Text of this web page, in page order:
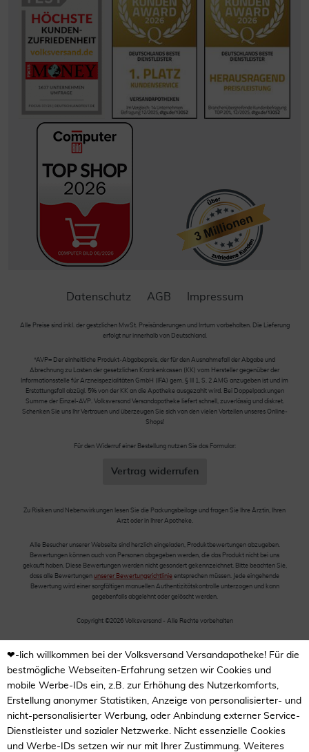
Datenschutz AGB Impressum
Alle Preise sind inkl. der gestzlichen MwSt. Preisänderungen und Irrtum vorbehalten. Die Lieferung
erfolgt nur innerhalb von Deutschland.
*AVP= Der einheitliche Produkt-Abgabepreis, der für den Ausnahmefall der Abgabe und
Abrechnung zu Lasten der gesetzlichen Krankenkassen (KK) vom Hersteller gegenüber der
Informationsstelle für Arzneispezialitäten GmbH (IFA) gem. § III 1, S. 2 AMG anzugeben ist und im
Erstattungsfall abzügl. 5% von der KK an die Apotheke ausgezahlt wird. Bei Doppelpackungen
Summe der Einzel-AVP. Volksversand Versandapotheke liefert schnell, zuverlässig und diskret.
Schenken Sie uns Ihr Vertrauen und überzeugen Sie sich von den vielen Vorteilen unseres Online-
Shops!
Für den Widerruf einer Bestellung nutzen Sie das Formular:
Vertrag widerrufen
Zu Risiken und Nebenwirkungen lesen Sie die Packungsbeilage und fragen Sie Ihre Ärztin, Ihren
Arzt oder in Ihrer Apotheke.
Alle Besucher unserer Webseite sind herzlich eingeladen, Produktbewertungen abzugeben.
Bewertungen können auch von Personen abgegeben werden, die das Produkt nicht bei uns
gekauft haben. Diese Bewertungen werden nicht gesondert gekennzeichnet. Bitte beachten Sie,
dass alle Bewertungen unserer Bewertungsrichtlinie entsprechen müssen. Jede eingehende
Bewertung wird einer sorgfältigen manuellen Authentizitätskontrolle unterzogen und kann
gegebenfalls abgelehnt oder gelöscht werden.
Copyright ©2026 Volksversand - Alle Rechte vorbehalten
❤-lich willkommen bei der Volksversand Versandapotheke! Für die
bestmögliche Webseiten-Erfahrung setzen wir Cookies und
mobile Werbe-IDs ein, z.B. zur Erhöhung des Nutzerkomforts,
Erstellung anonymer Statistiken, Anzeige von personalisierter- und
nicht-personalisierter Werbung, oder Anbindung externer Service-
Dienstleister und sozialer Netzwerke. Nicht essenzielle Cookies
und Werbe-IDs setzen wir nur mit Ihrer Zustimmung. Weiteres